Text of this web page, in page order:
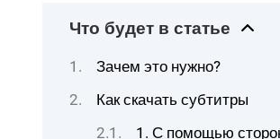
Что будет в статье
Зачем это нужно?
Как скачать субтитры
1. С помощью